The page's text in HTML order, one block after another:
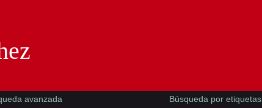
avanzada Búsqueda por etiquetas